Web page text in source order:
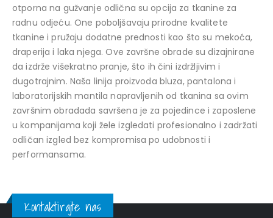
otporna na gužvanje odlična su opcija za tkanine za
radnu odjeću. One poboljšavaju prirodne kvalitete
tkanine i pružaju dodatne prednosti kao što su mekoća,
draperija i laka njega. Ove završne obrade su dizajnirane
da izdrže višekratno pranje, što ih čini izdržljivim i
dugotrajnim. Naša linija proizvoda bluza, pantalona i
laboratorijskih mantila napravljenih od tkanina sa ovim
završnim obradada savršena je za pojedince i zaposlene
u kompanijama koji žele izgledati profesionalno i zadržati
odličan izgled bez kompromisa po udobnosti i
performansama.
Kontaktirajte nas